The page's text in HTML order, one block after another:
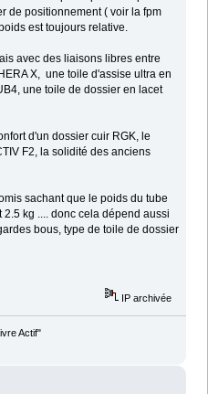
de positionnement ( voir la fpm
est toujours relative.
avec des liaisons libres entre
X, une toile d'assise ultra en
une toile de dossier en lacet
d'un dossier cuir RGK, le
F2, la solidité des anciens
sachant que le poids du tube
kg .... donc cela dépend aussi
bous, type de toile de dossier
IP archivée
Actif"